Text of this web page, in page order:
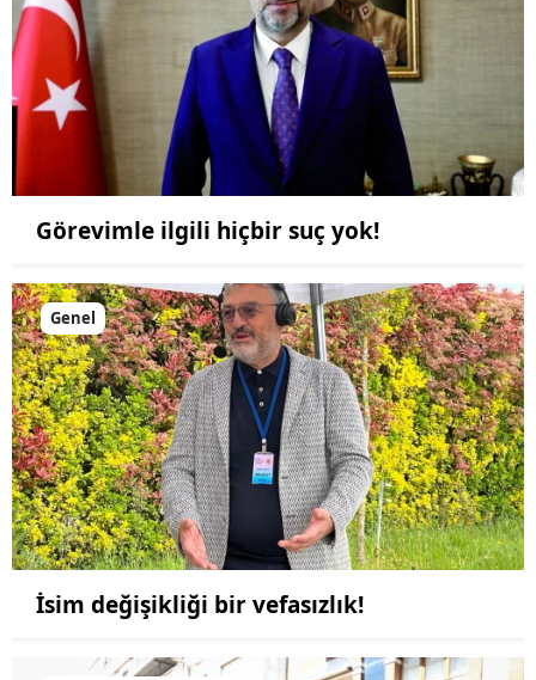
Görevimle ilgili hiçbir suç yok!
Genel
İsim değişikliği bir vefasızlık!